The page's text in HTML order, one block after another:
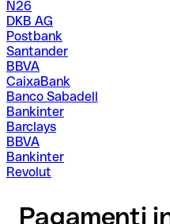
N26
DKB AG
Postbank
Santander
BBVA
CaixaBank
Banco Sabadell
Bankinter
Barclays
BBVA
Bankinter
Revolut
Pagamenti